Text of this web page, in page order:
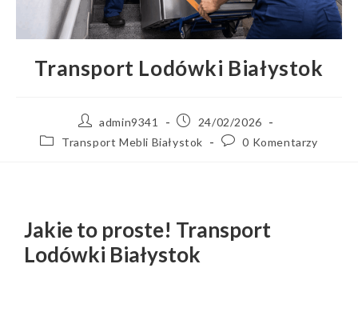
Transport Lodówki Białystok
admin9341
24/02/2026
Transport Mebli Białystok
0 Komentarzy
Jakie to proste! Transport
Lodówki Białystok